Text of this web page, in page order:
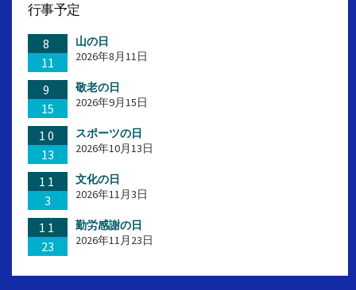
行事予定
8
11
山の日
2026年8月11日
9
15
敬老の日
2026年9月15日
10
13
スポーツの日
2026年10月13日
11
3
文化の日
2026年11月3日
11
23
勤労感謝の日
2026年11月23日